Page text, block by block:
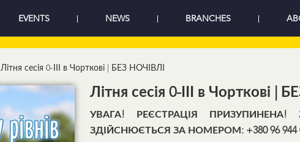
EVENTS NEWS BRANCHES
Літня сесія 0-ІІІ в Чорткові | БЕЗ НОЧІВЛІ
Літня сесія 0-ІІІ в Чорткові |
УВАГА! РЕЄСТРАЦІЯ
ЗДІЙСНЮЄТЬСЯ ЗА НОМЕРОМ: +380 96 944